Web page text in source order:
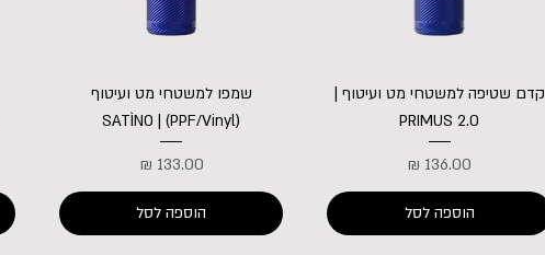
קדם שטיפה למשטחי מט ועיטוף |
PRIMUS 2.0
מחיר
הוספה לסל
שמפו למשטחי מט ועיטוף
(PPF/Vinyl) | SATÌNO
מחיר
הוספה לסל